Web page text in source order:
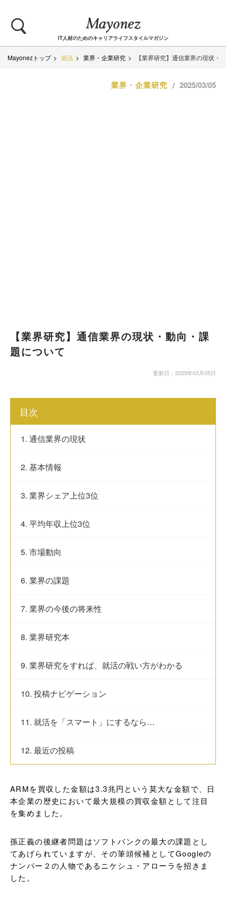
IT人材のためのキャリアライフスタイルマガジン
Mayonezトップ 就活 業界・企業研究 【業界研究】通信業界の現状・
業界・企業研究 / 2025/03/05
【業界研究】通信業界の現状・動向・課
題について
更新日：2025年03月05日
目次
1. 通信業界の現状
2. 基本情報
3. 業界シェア上位3位
4. 平均年収上位3位
5. 市場動向
6. 業界の課題
7. 業界の今後の将来性
8. 業界研究本
9. 業界研究をすれば、就活の戦い方がわかる
10. 投稿ナビゲーション
11. 就活を「スマート」にするなら…
12. 最近の投稿
ARMを買収した金額は3.3兆円という莫大な金額で、日
本企業の歴史において最大規模の買収金額として注目
を集めました。
孫正義の後継者問題はソフトバンクの最大の課題とし
てあげられていますが、その筆頭候補としてGoogleの
ナンバー２の人物であるニケシュ・アローラを招きま
した。